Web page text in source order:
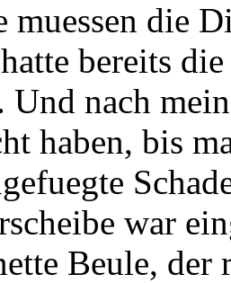
muessen die
bereits
Und nach
haben, bis
war
Beule,